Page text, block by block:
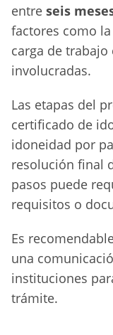
entre seis
factores como
carga de
involucradas.
Las etapas del
certificado de
idoneidad por
resolución final
pasos puede
requisitos o
Es
una
instituciones
trámite.